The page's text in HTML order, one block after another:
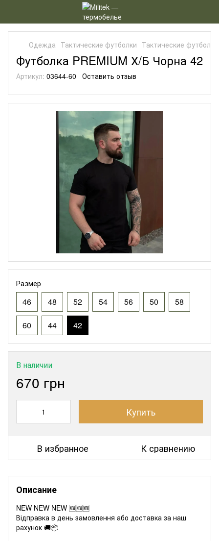
Одежда Тактические футболки Тактические
Футболка PREMIUM Х/Б Чорна 42
Артикул: 03644-60 Оставить отзыв
Размер
46 48 52 54 56 50 58
60 44 42
В наличии
670 грн
Купить
В избранное К сравнению
Описание
NEW NEW NEW 🆕🆕🆕
Відправка в день замовлення або доставка за наш
рахунок 🚚📦